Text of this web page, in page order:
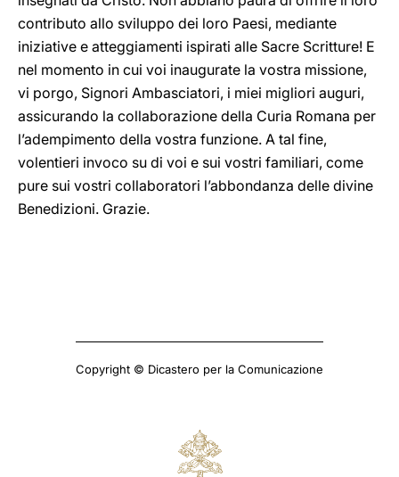
contributo allo sviluppo dei loro Paesi, mediante
iniziative e atteggiamenti ispirati alle Sacre Scritture! E
nel momento in cui voi inaugurate la vostra missione,
vi porgo, Signori Ambasciatori, i miei migliori auguri,
assicurando la collaborazione della Curia Romana per
l’adempimento della vostra funzione. A tal fine,
volentieri invoco su di voi e sui vostri familiari, come
pure sui vostri collaboratori l’abbondanza delle divine
Benedizioni. Grazie.
Copyright © Dicastero per la Comunicazione